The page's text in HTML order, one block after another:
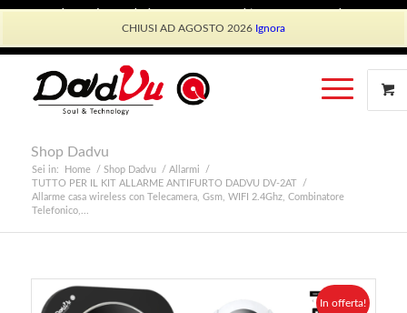
CHIUSI AD AGOSTO 2026 Ignora
Shop Dadvu
Sei in: Home / Shop Dadvu / Allarmi
/
TUTTO PER IL KIT ALLARME ANTIFURTO DADVU DV-2AT
/
Allarme casa wireless con Telecamera, Gsm, WIFI 2.4Ghz, Combinatore
Telefonico,...
In offerta!